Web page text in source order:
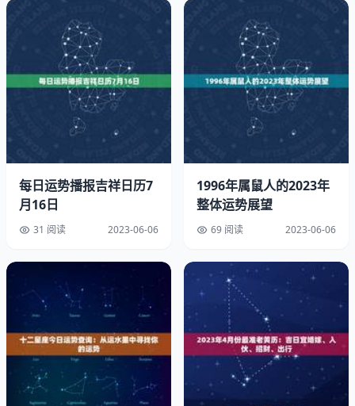
在历史长河中，算命和占卜一直都是人们追求心灵安宁和未
来知识的一个方式。而如今，借助智能科技的发展，越来越
多的人开始依赖于计算机算法，去解读自己的未来所藏匿的
我们的 2023 年免费算命软件是基于中国传统算命术的理
论，结合现代分析技术和大数据统计，再加上 算法，综合
多重角度、多层次的信息进行分析，让您对自己的命运和未
来的发展趋势了然于胸。
因此，选择我们的免费算命软件，将会为您带来以下四大优
1.准确度高
我们的算法无需任何人工干预，完全基于数据进行客观分析
和推理。所以，每一个输出结果都是最为准确的，能够准确
地预测您在 2023 年生活和事业的发展情况。
每日运势播报吉祥日历7
月16日
31 阅读 2023-06-06
1996年属鼠人的2023年
整体运势展望
69 阅读 2023-06-06